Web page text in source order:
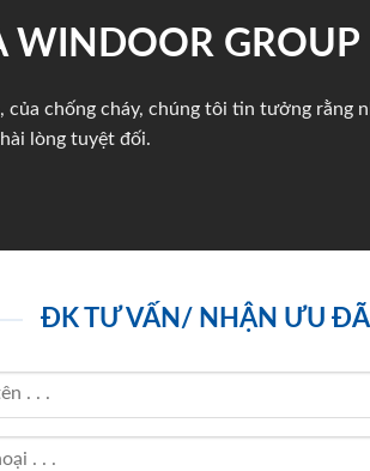
WINDOOR GROUP
chống cháy, chúng tôi tin tưởng rằng
lòng tuyệt đối.
ĐK TƯ VẤN/ NHẬN ƯU ĐÃI